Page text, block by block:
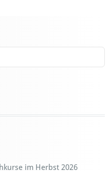
im Herbst 2026